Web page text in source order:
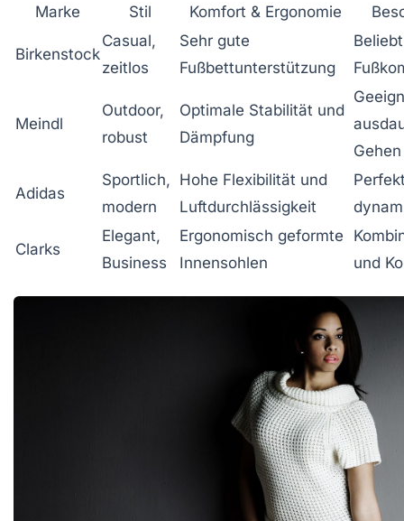
Marke Stil Komfort & Ergonomie
Birkenstock
Casual,
zeitlos
Sehr gute
Fußbettunterstützung
Meindl
Outdoor,
robust
Optimale Stabilität und
Dämpfung
Gehen
Adidas
Sportlich,
modern
Hohe Flexibilität und
Luftdurchlässigkeit
Clarks
Elegant,
Business
Ergonomisch geformte
Innensohlen
und